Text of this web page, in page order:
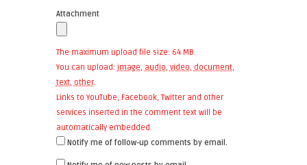
Attachment
The maximum upload file size: 64 MB.
You can upload: image, audio, video, document,
text, other.
Links to YouTube, Facebook, Twitter and other
services inserted in the comment text will be
automatically embedded.
Notify me of follow-up comments by email.